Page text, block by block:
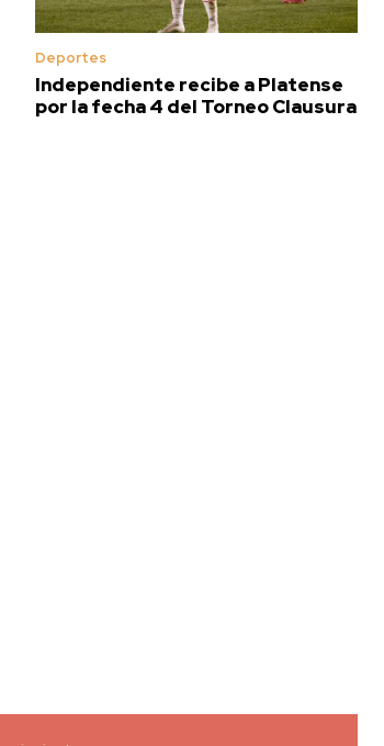
Deportes
Independiente recibe a Platense
por la fecha 4 del Torneo Clausura